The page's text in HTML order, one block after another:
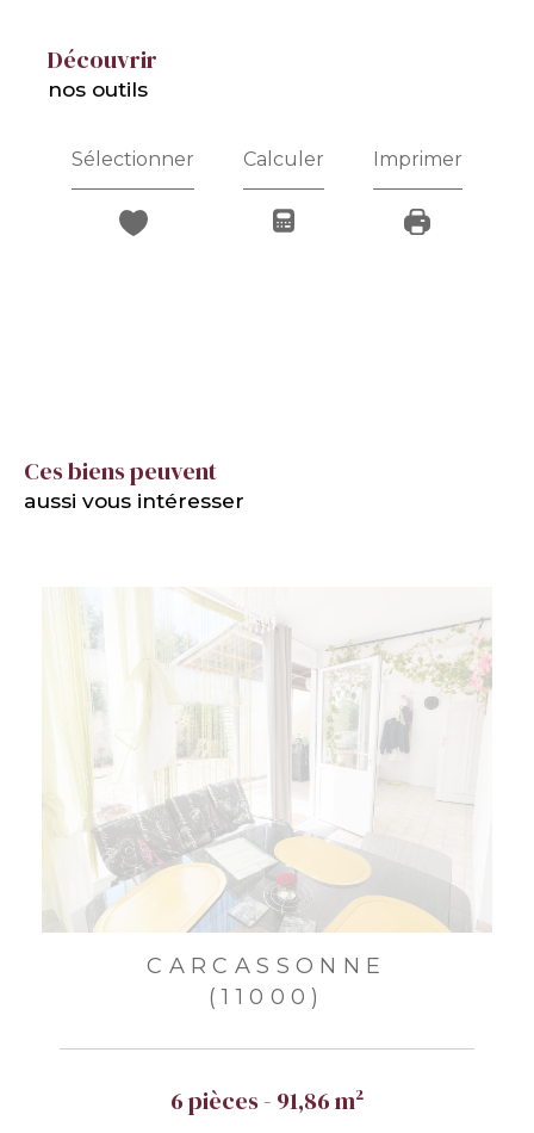
découvrir
nos outils
Sélectionner Calculer Imprimer
Ces biens peuvent
aussi vous intéresser
CARCASSONNE
(11000)
6 pièces - 91,86 m²